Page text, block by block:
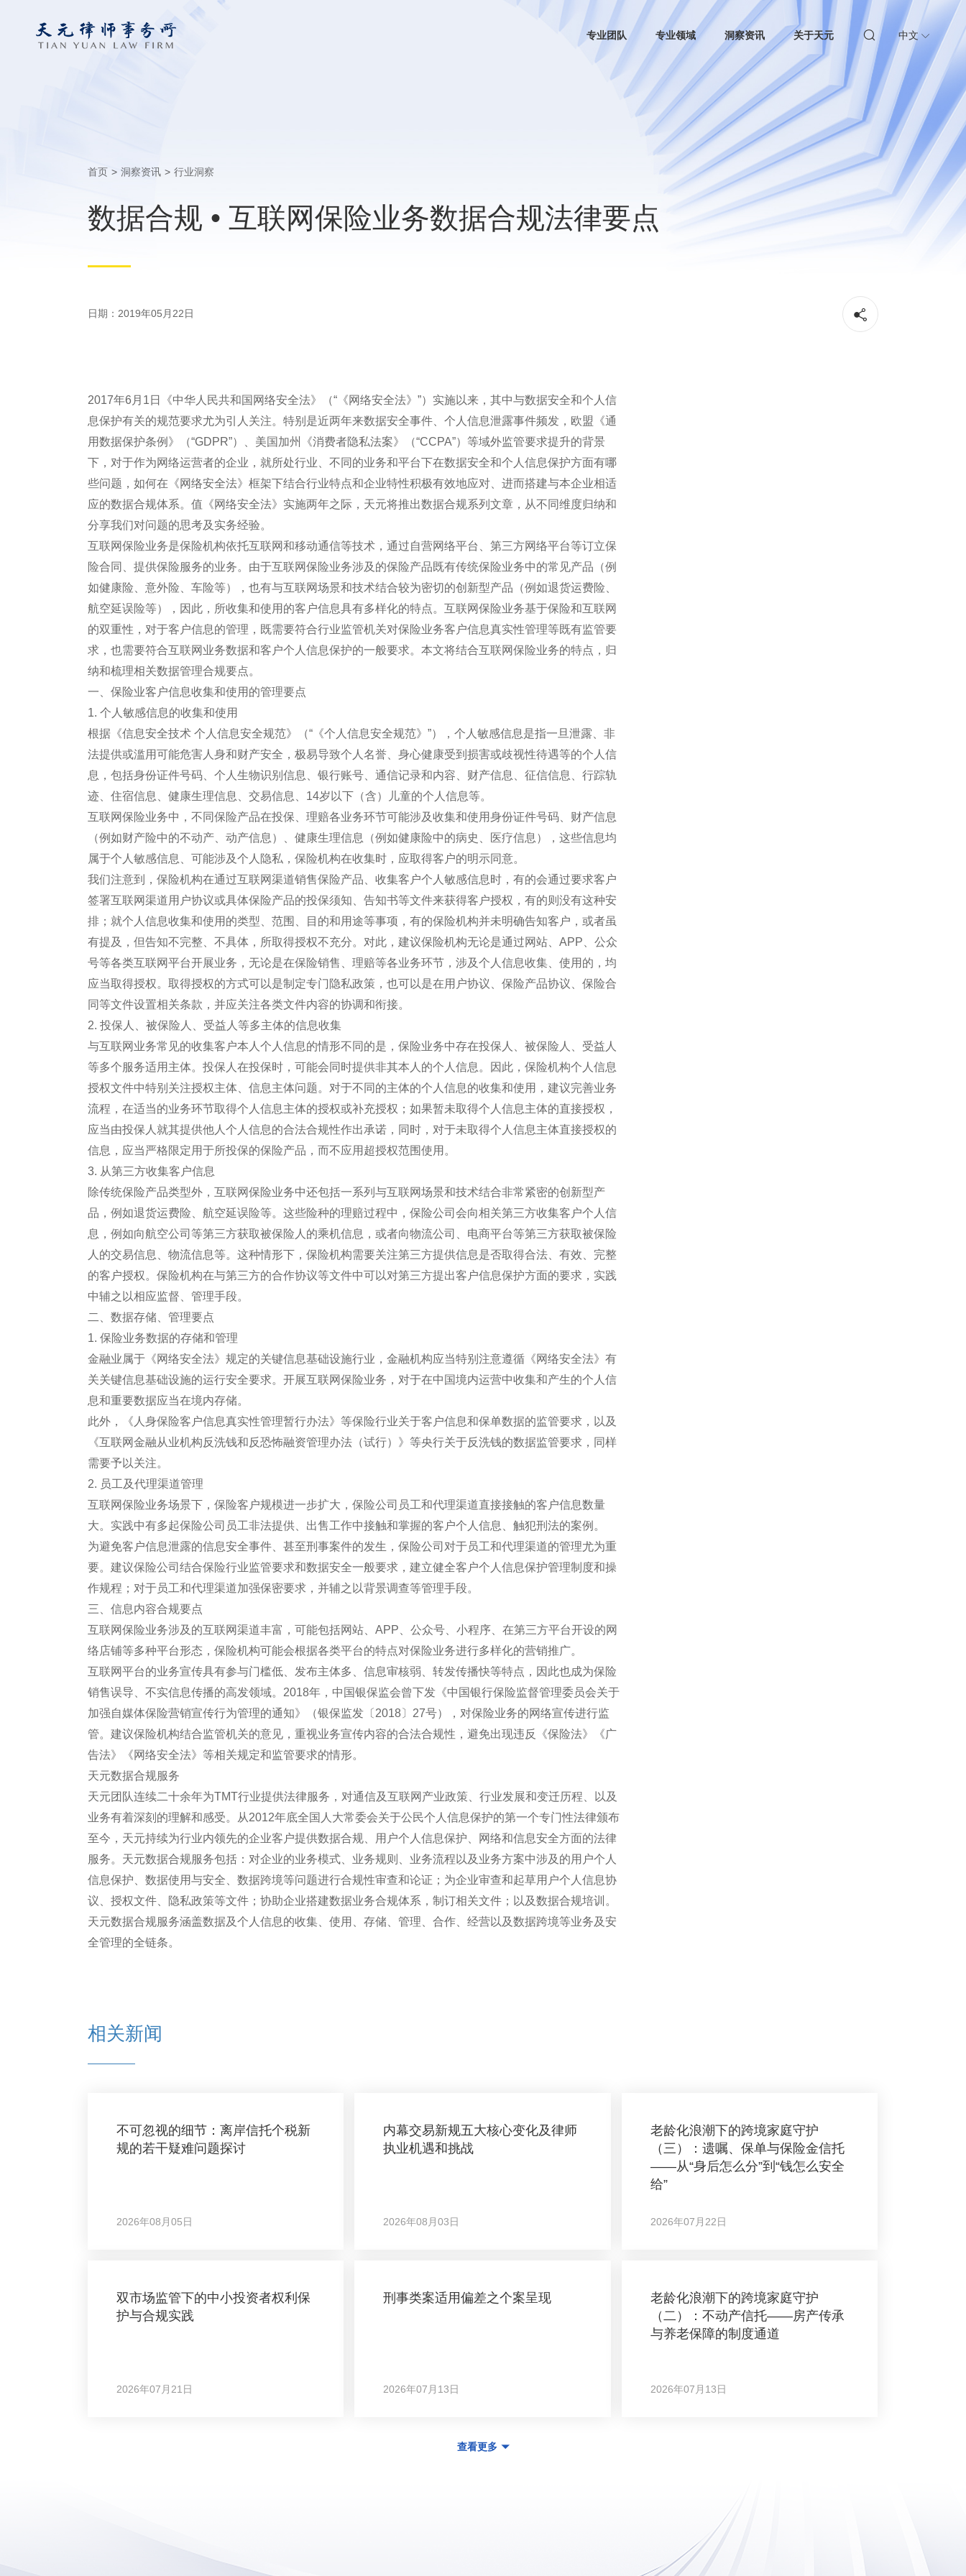
专业团队 专业领域 洞察资讯 关于天元 中文
首页 > 洞察资讯 > 行业洞察
数据合规 • 互联网保险业务数据合规法律要点
日期：2019年05月22日
2017年6月1日《中华人民共和国网络安全法》（“《网络安全法》”）实施以来，其中与数据安全和个人信
息保护有关的规范要求尤为引人关注。特别是近两年来数据安全事件、个人信息泄露事件频发，欧盟《通
用数据保护条例》（“GDPR”）、美国加州《消费者隐私法案》（“CCPA”）等域外监管要求提升的背景
下，对于作为网络运营者的企业，就所处行业、不同的业务和平台下在数据安全和个人信息保护方面有哪
些问题，如何在《网络安全法》框架下结合行业特点和企业特性积极有效地应对、进而搭建与本企业相适
应的数据合规体系。值《网络安全法》实施两年之际，天元将推出数据合规系列文章，从不同维度归纳和
分享我们对问题的思考及实务经验。
互联网保险业务是保险机构依托互联网和移动通信等技术，通过自营网络平台、第三方网络平台等订立保
险合同、提供保险服务的业务。由于互联网保险业务涉及的保险产品既有传统保险业务中的常见产品（例
如健康险、意外险、车险等），也有与互联网场景和技术结合较为密切的创新型产品（例如退货运费险、
航空延误险等），因此，所收集和使用的客户信息具有多样化的特点。互联网保险业务基于保险和互联网
的双重性，对于客户信息的管理，既需要符合行业监管机关对保险业务客户信息真实性管理等既有监管要
求，也需要符合互联网业务数据和客户个人信息保护的一般要求。本文将结合互联网保险业务的特点，归
纳和梳理相关数据管理合规要点。
一、保险业客户信息收集和使用的管理要点
1. 个人敏感信息的收集和使用
根据《信息安全技术 个人信息安全规范》（“《个人信息安全规范》”），个人敏感信息是指一旦泄露、非
法提供或滥用可能危害人身和财产安全，极易导致个人名誉、身心健康受到损害或歧视性待遇等的个人信
息，包括身份证件号码、个人生物识别信息、银行账号、通信记录和内容、财产信息、征信信息、行踪轨
迹、住宿信息、健康生理信息、交易信息、14岁以下（含）儿童的个人信息等。
互联网保险业务中，不同保险产品在投保、理赔各业务环节可能涉及收集和使用身份证件号码、财产信息
（例如财产险中的不动产、动产信息）、健康生理信息（例如健康险中的病史、医疗信息），这些信息均
属于个人敏感信息、可能涉及个人隐私，保险机构在收集时，应取得客户的明示同意。
我们注意到，保险机构在通过互联网渠道销售保险产品、收集客户个人敏感信息时，有的会通过要求客户
签署互联网渠道用户协议或具体保险产品的投保须知、告知书等文件来获得客户授权，有的则没有这种安
排；就个人信息收集和使用的类型、范围、目的和用途等事项，有的保险机构并未明确告知客户，或者虽
有提及，但告知不完整、不具体，所取得授权不充分。对此，建议保险机构无论是通过网站、APP、公众
号等各类互联网平台开展业务，无论是在保险销售、理赔等各业务环节，涉及个人信息收集、使用的，均
应当取得授权。取得授权的方式可以是制定专门隐私政策，也可以是在用户协议、保险产品协议、保险合
同等文件设置相关条款，并应关注各类文件内容的协调和衔接。
2. 投保人、被保险人、受益人等多主体的信息收集
与互联网业务常见的收集客户本人个人信息的情形不同的是，保险业务中存在投保人、被保险人、受益人
等多个服务适用主体。投保人在投保时，可能会同时提供非其本人的个人信息。因此，保险机构个人信息
授权文件中特别关注授权主体、信息主体问题。对于不同的主体的个人信息的收集和使用，建议完善业务
流程，在适当的业务环节取得个人信息主体的授权或补充授权；如果暂未取得个人信息主体的直接授权，
应当由投保人就其提供他人个人信息的合法合规性作出承诺，同时，对于未取得个人信息主体直接授权的
信息，应当严格限定用于所投保的保险产品，而不应用超授权范围使用。
3. 从第三方收集客户信息
除传统保险产品类型外，互联网保险业务中还包括一系列与互联网场景和技术结合非常紧密的创新型产
品，例如退货运费险、航空延误险等。这些险种的理赔过程中，保险公司会向相关第三方收集客户个人信
息，例如向航空公司等第三方获取被保险人的乘机信息，或者向物流公司、电商平台等第三方获取被保险
人的交易信息、物流信息等。这种情形下，保险机构需要关注第三方提供信息是否取得合法、有效、完整
的客户授权。保险机构在与第三方的合作协议等文件中可以对第三方提出客户信息保护方面的要求，实践
中辅之以相应监督、管理手段。
二、数据存储、管理要点
1. 保险业务数据的存储和管理
金融业属于《网络安全法》规定的关键信息基础设施行业，金融机构应当特别注意遵循《网络安全法》有
关关键信息基础设施的运行安全要求。开展互联网保险业务，对于在中国境内运营中收集和产生的个人信
息和重要数据应当在境内存储。
此外，《人身保险客户信息真实性管理暂行办法》等保险行业关于客户信息和保单数据的监管要求，以及
《互联网金融从业机构反洗钱和反恐怖融资管理办法（试行）》等央行关于反洗钱的数据监管要求，同样
需要予以关注。
2. 员工及代理渠道管理
互联网保险业务场景下，保险客户规模进一步扩大，保险公司员工和代理渠道直接接触的客户信息数量
大。实践中有多起保险公司员工非法提供、出售工作中接触和掌握的客户个人信息、触犯刑法的案例。
为避免客户信息泄露的信息安全事件、甚至刑事案件的发生，保险公司对于员工和代理渠道的管理尤为重
要。建议保险公司结合保险行业监管要求和数据安全一般要求，建立健全客户个人信息保护管理制度和操
作规程；对于员工和代理渠道加强保密要求，并辅之以背景调查等管理手段。
三、信息内容合规要点
互联网保险业务涉及的互联网渠道丰富，可能包括网站、APP、公众号、小程序、在第三方平台开设的网
络店铺等多种平台形态，保险机构可能会根据各类平台的特点对保险业务进行多样化的营销推广。
互联网平台的业务宣传具有参与门槛低、发布主体多、信息审核弱、转发传播快等特点，因此也成为保险
销售误导、不实信息传播的高发领域。2018年，中国银保监会曾下发《中国银行保险监督管理委员会关于
加强自媒体保险营销宣传行为管理的通知》（银保监发〔2018〕27号），对保险业务的网络宣传进行监
管。建议保险机构结合监管机关的意见，重视业务宣传内容的合法合规性，避免出现违反《保险法》《广
告法》《网络安全法》等相关规定和监管要求的情形。
天元数据合规服务
天元团队连续二十余年为TMT行业提供法律服务，对通信及互联网产业政策、行业发展和变迁历程、以及
业务有着深刻的理解和感受。从2012年底全国人大常委会关于公民个人信息保护的第一个专门性法律颁布
至今，天元持续为行业内领先的企业客户提供数据合规、用户个人信息保护、网络和信息安全方面的法律
服务。天元数据合规服务包括：对企业的业务模式、业务规则、业务流程以及业务方案中涉及的用户个人
信息保护、数据使用与安全、数据跨境等问题进行合规性审查和论证；为企业审查和起草用户个人信息协
议、授权文件、隐私政策等文件；协助企业搭建数据业务合规体系，制订相关文件；以及数据合规培训。
天元数据合规服务涵盖数据及个人信息的收集、使用、存储、管理、合作、经营以及数据跨境等业务及安
全管理的全链条。
相关新闻
不可忽视的细节：离岸信托个税新
规的若干疑难问题探讨
2026年08月05日
内幕交易新规五大核心变化及律师
执业机遇和挑战
2026年08月03日
老龄化浪潮下的跨境家庭守护
（三）：遗嘱、保单与保险金信托
——从“身后怎么分”到“钱怎么安全
给”
2026年07月22日
双市场监管下的中小投资者权利保
护与合规实践
2026年07月21日
刑事类案适用偏差之个案呈现
2026年07月13日
老龄化浪潮下的跨境家庭守护
（二）：不动产信托——房产传承
与养老保障的制度通道
2026年07月13日
查看更多